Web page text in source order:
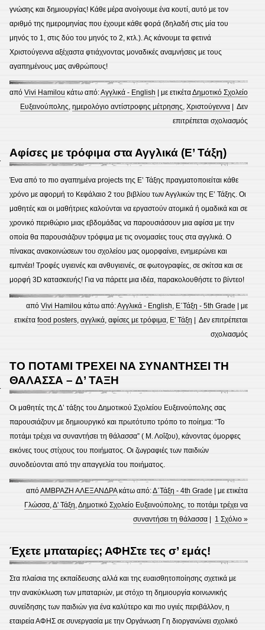
γνώσης και δημιουργίας! Κάθε μέρα ανοίγουμε ένα κουτί, αυτό με τον
αριθμό της ημερομηνίας που έχουμε κάθε φορά (δηλαδή στις μία του
μηνός το 1, στις δύο του μηνός το 2, κτλ.). Ας κάνουμε τα φετινά
Χριστούγεννα αξέχαστα φτιάχνοντας μοναδικές αναμνήσεις με τους
αγαπημένους μας ανθρώπους!
απόVivi Hamilou κάτω από:Αγγλικά - English | με ετικέταΔημοτικό Σχολείο
Ευξεινούπολης,ημερολόγιο αντίστροφης μέτρησης,Χριστούγεννα |Δεν
επιτρέπεται σχολιασμός
Αφίσες με τρόφιμα στα Αγγλικά (Ε’ Τάξη)
Ένα από το πιο αγαπημένα projects της Ε’ Τάξης πραγματοποιείται κάθε
χρόνο με αφορμή το Κεφάλαιο 2 του βιβλίου των Αγγλικών της Ε’ Τάξης. Οι
μαθητές και οι μαθήτριες καλούνται να εργαστούν ατομικά ή ομαδικά και σε
χρονικό περιθώριο μιας εβδομάδας να παρουσιάσουν μια αφίσα με την
οποία θα παρουσιάζουν τρόφιμα με τις ονομασίες τους στα αγγλικά. Ο
πίνακας ανακοινώσεων του σχολείου μας ομορφαίνει, ενημερώνει και
εμπνέει! Τροφές υγιεινές και ανθυγιεινές, σε φωτογραφίες, σε σκίτσα και σε
μορφή 3D κατασκευής! Για να πάρετε μια ιδέα, παρακολουθήστε το βίντεο!
απόVivi Hamilou κάτω από:Αγγλικά - English, Ε΄Τάξη - 5th Grade | με
ετικέταfood posters,αγγλικά,αφίσες με τρόφιμα, Ε' Τάξη |Δεν επιτρέπεται
σχολιασμός
στα
ΤΟ ΠΟΤΑΜΙ ΤΡΕΧΕΙ ΝΑ ΣΥΝΑΝΤΗΣΕΙ ΤΗ
ΘΑΛΑΣΣΑ – Δ’ ΤΑΞΗ
Οι μαθητές της Δ’ τάξης του Δημοτικού Σχολείου Ευξεινούπολης σας
παρουσιάζουν με δημιουργικό και πρωτότυπο τρόπο το ποίημα: “Το
ποτάμι τρέχει να συναντήσει τη θάλασσα” ( Μ. Λοΐζου), κάνοντας όμορφες
εικόνες τους στίχους του ποιήματος. Οι ζωγραφιές των παιδιών
συνοδεύονται από την απαγγελία του ποιήματος.
απόΑΜΒΡΑΖΗ ΑΛΕΞΑΝΔΡΑκάτω από:Δ΄Τάξη - 4th Grade | με ετικέτα
Γλώσσα,Δ' Τάξη,Δημοτικό Σχολείο Ευξεινούπολης,το ποτάμι τρέχει να
συναντήσει τη θάλασσα | 1 Σχόλιο »
Έχετε μπαταρίες; ΑΦΗΣτε τες σ’ εμάς!
Στα πλαίσια της εκπαίδευσης αλλά και της ευαισθητοποίησης σχετικά με
την ανακύκλωση των μπαταριών, με στόχο τη δημιουργία κοινωνικής
συνείδησης των παιδιών για ένα καλύτερο και πιο υγιές περιβάλλον, η
εταιρεία ΑΦΗΣ σε συνεργασία με την Οργάνωση Γη διοργανώνει σχολικό